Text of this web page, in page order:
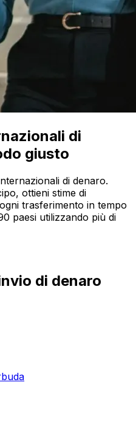
di
giusto
di denaro.
ottieni stime di
trasferimento in tempo
paesi utilizzando più di
di denaro